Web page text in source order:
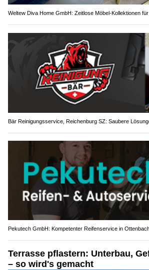
Weltew Diva Home GmbH: Zeitlose Möbel-Kollektionen
Bär Reinigungsservice, Reichenburg SZ: Saubere
Pekutech GmbH: Kompetenter Reifenservice in
Terrasse pflastern: Unterbau,
– so wird's gemacht